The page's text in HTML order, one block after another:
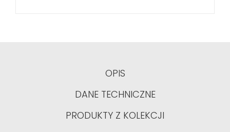
OPIS
DANE TECHNICZNE
PRODUKTY Z KOLEKCJI